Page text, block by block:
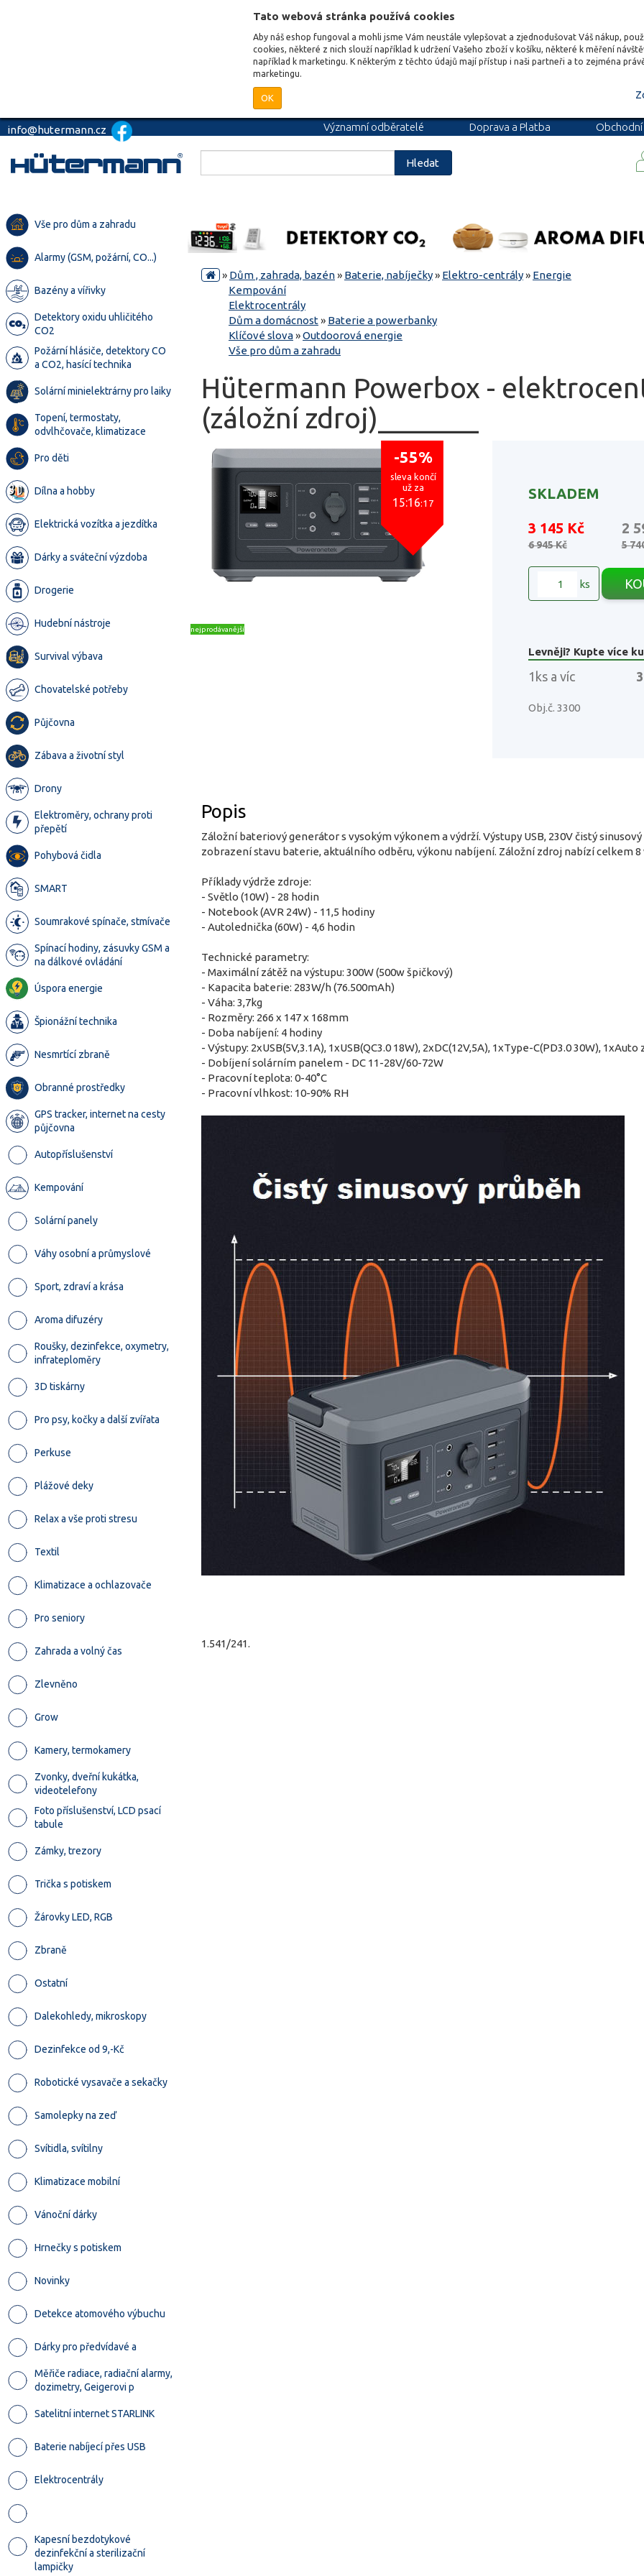
Tato webová stránka používá cookies
Aby náš eshop fungoval a mohli jsme Vám neustále vylepšovat a zjednodušovat Váš nákup,
cookies, některé z nich slouží například k udržení Vašeho zboží v košíku, některé k měření
například k marketingu. K některým z těchto údajů mají přístup i naši partneři a to zejména
marketingu.
OK
info@hutermann.cz Významní odběratelé Doprava a Platba
Obchodní
Hledat
Vše pro dům a zahradu
Alarmy (GSM, požární, CO...)
Bazény a vířivky
Detektory oxidu uhličitého
CO2
Požární hlásiče, detektory CO
a CO2, hasící technika
Solární minielektrárny pro laiky
Topení, termostaty,
odvlhčovače, klimatizace
Pro děti
Dílna a hobby
Elektrická vozítka a jezdítka
Dárky a sváteční výzdoba
Drogerie
Hudební nástroje
Survival výbava
Chovatelské potřeby
Půjčovna
Zábava a životní styl
Drony
Elektroměry, ochrany proti
přepětí
Pohybová čidla
SMART
Soumrakové spínače, stmívače
Spínací hodiny, zásuvky GSM a
na dálkové ovládání
Úspora energie
Špionážní technika
Nesmrtící zbraně
Obranné prostředky
GPS tracker, internet na cesty
půjčovna
Autopříslušenství
Kempování
Solární panely
Váhy osobní a průmyslové
Sport, zdraví a krása
Aroma difuzéry
Roušky, dezinfekce, oxymetry,
infrateploměry
3D tiskárny
Pro psy, kočky a další zvířata
Perkuse
Plážové deky
Relax a vše proti stresu
Textil
Klimatizace a ochlazovače
Pro seniory
Zahrada a volný čas
Zlevněno
Grow
Kamery, termokamery
Zvonky, dveřní kukátka,
videotelefony
Foto příslušenství, LCD psací
tabule
Zámky, trezory
Trička s potiskem
Žárovky LED, RGB
Zbraně
Ostatní
Dalekohledy, mikroskopy
Dezinfekce od 9,-Kč
Robotické vysavače a sekačky
Samolepky na zeď
Svítidla, svítilny
Klimatizace mobilní
Vánoční dárky
Hrnečky s potiskem
Novinky
Detekce atomového výbuchu
Dárky pro předvídavé a
Měřiče radiace, radiační alarmy,
dozimetry, Geigerovi p
Satelitní internet STARLINK
Baterie nabíjecí přes USB
Elektrocentrály
Kapesní bezdotykové
dezinfekční a sterilizační
lampičky
» Dům , zahrada, bazén» Baterie, nabíječky» Elektro-centrály» Energie
Kempování
Elektrocentrály
Dům a domácnost» Baterie a powerbanky
Klíčové slova»Outdoorová energie
Vše pro dům a zahradu
Hütermann Powerbox -
(záložní zdroj)_______
-55%
sleva končí
už za
15:16:16
nejprodávanější
SKLADEM
3 145 Kč 2
6 945 Kč 5
ks
Levněji? Kupte více
1ks a víc
Obj.č. 3300
Popis
Záložní bateriový generátor s vysokým výkonem a výdrží. Výstupy USB, 230V čistý
zobrazení stavu baterie, aktuálního odběru, výkonu nabíjení. Záložní zdroj nabízí celkem 8
Příklady výdrže zdroje:
- Světlo (10W) - 28 hodin
- Notebook (AVR 24W) - 11,5 hodiny
- Autolednička (60W) - 4,6 hodin
Technické parametry:
- Maximální zátěž na výstupu: 300W (500w špičkový)
- Kapacita baterie: 283W/h (76.500mAh)
- Váha: 3,7kg
- Rozměry: 266 x 147 x 168mm
- Doba nabíjení: 4 hodiny
- Výstupy: 2xUSB(5V,3.1A), 1xUSB(QC3.0 18W), 2xDC(12V,5A), 1xType-C(PD3.0 30W), 1xAuto
- Dobíjení solárním panelem - DC 11-28V/60-72W
- Pracovní teplota: 0-40°C
- Pracovní vlhkost: 10-90% RH
1.541/241.